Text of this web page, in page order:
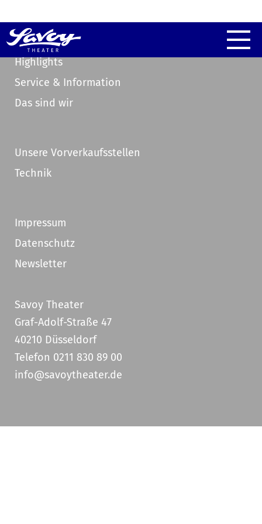
Highlights
Service & Information
Das sind wir
Unsere Vorverkaufsstellen
Technik
Impressum
Datenschutz
Newsletter
Savoy Theater
Graf-Adolf-Straße 47
40210 Düsseldorf
Telefon 0211 830 89 00
info@savoytheater.de